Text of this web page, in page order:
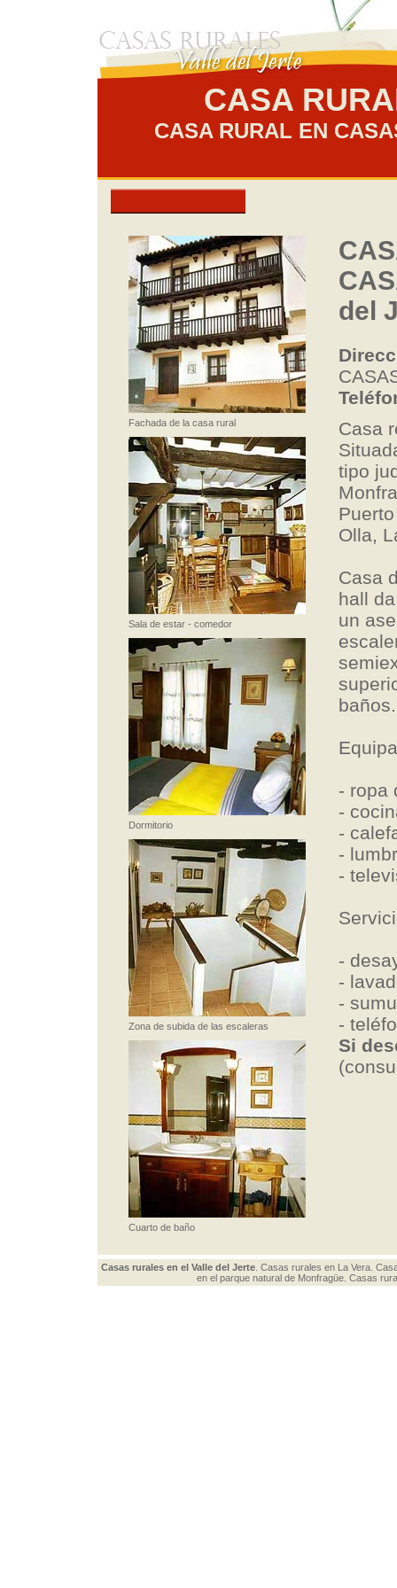
CASA
CASA RURAL EN
Fachada de la casa rural
Sala de estar - comedor
Dormitorio
Zona de subida de las escaleras
Cuarto de baño
del
Casa
tipo
Olla,
Casa
hall
un
- ropa
-
-
-
-
-
-
-
-
Si
Casas rurales en el Valle del Jerte. Casas rurales en La Vera.
en el parque natural de Monfragüe. Casas